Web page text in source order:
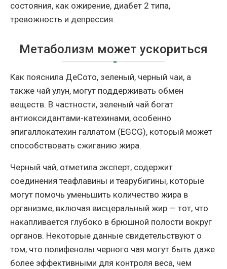
состояния, как ожирение, диабет 2 типа,
тревожность и депрессия.
Метаболизм может ускориться
Как пояснила ДеСото, зеленый, черный чаи, а
также чай улун, могут поддерживать обмен
веществ. В частности, зеленый чай богат
антиоксидантами-катехинами, особенно
эпигаллокатехин галлатом (EGCG), который может
способствовать сжиганию жира.
Черный чай, отметила эксперт, содержит
соединения теафлавины и теарубигины, которые
могут помочь уменьшить количество жира в
организме, включая висцеральный жир — тот, что
накапливается глубоко в брюшной полости вокруг
органов. Некоторые данные свидетельствуют о
том, что полифенолы черного чая могут быть даже
более эффективными для контроля веса, чем